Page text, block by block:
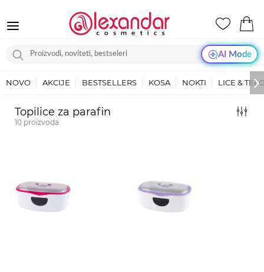
AI Mode
NOVO AKCIJE BESTSELLERS KOSA NOKTI LICE &
Topilice za parafin
10 proizvoda